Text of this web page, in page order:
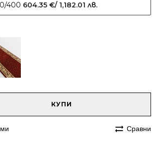
400 604.35 €/ 1,182.01 лв.
КУПИ
Сравни